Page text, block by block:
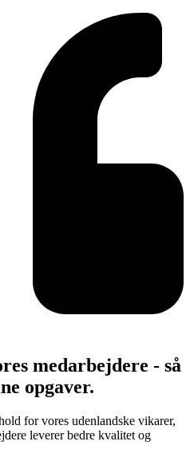
medarbejdere - så
opgaver.
for vores udenlandske vikarer,
leverer bedre kvalitet og